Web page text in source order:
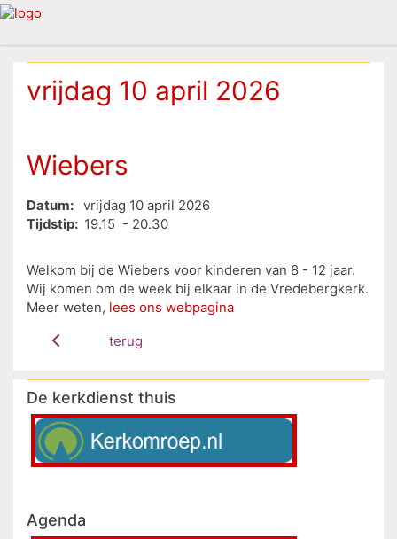
vrijdag 10 april 2026
Wiebers
Datum:
vrijdag 10 april 2026
Tijdstip: 19.15 - 20.30
Welkom bij de Wiebers voor kinderen van 8 - 12 jaar.
Wij komen om de week bij elkaar in de Vredebergkerk.
Meer weten, lees ons webpagina
terug
De kerkdienst thuis
Agenda